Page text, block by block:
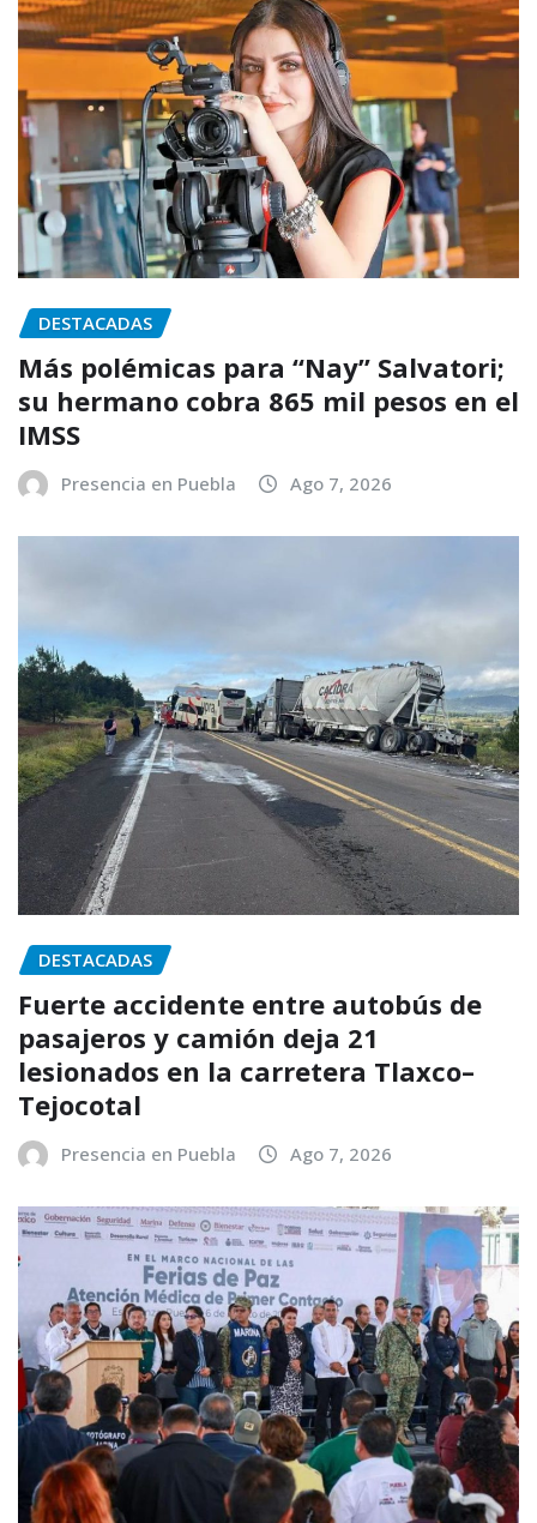
DESTACADAS
Más polémicas para “Nay” Salvatori;
su hermano cobra 865 mil pesos en el
IMSS
Presencia en Puebla Ago 7, 2026
DESTACADAS
Fuerte accidente entre autobús de
pasajeros y camión deja 21
lesionados en la carretera Tlaxco–
Tejocotal
Presencia en Puebla Ago 7, 2026